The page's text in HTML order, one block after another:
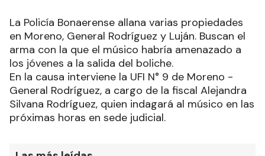
La Policía Bonaerense allana varias propiedades
en Moreno, General Rodríguez y Luján. Buscan el
arma con la que el músico habría amenazado a
los jóvenes a la salida del boliche.
En la causa interviene la UFI N° 9 de Moreno -
General Rodríguez, a cargo de la fiscal Alejandra
Silvana Rodríguez, quien indagará al músico en las
próximas horas en sede judicial.